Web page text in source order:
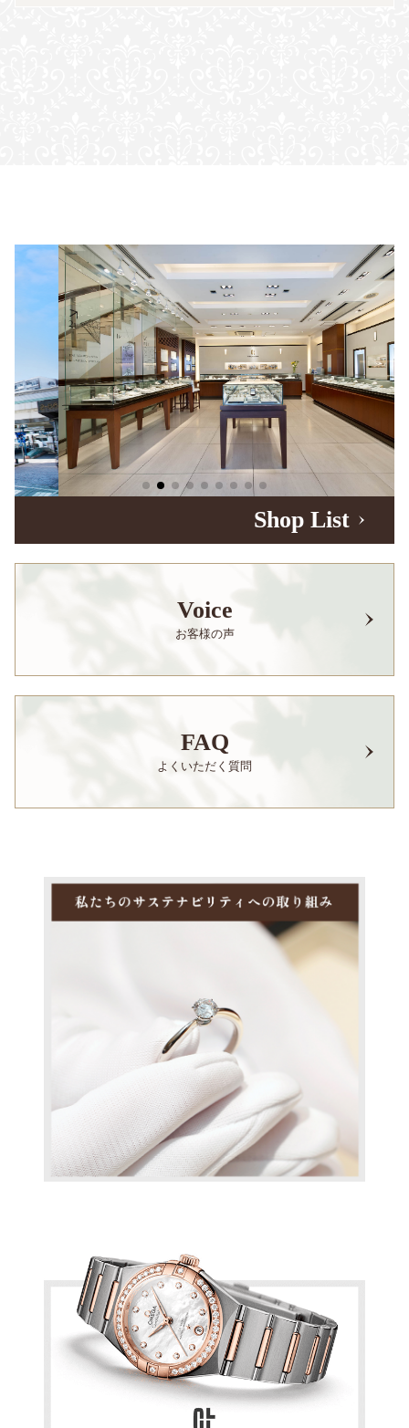
Shop List
Voice
お客様の声
FAQ
よくいただく質問